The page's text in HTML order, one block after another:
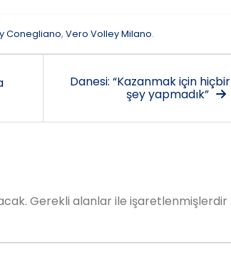
Conegliano, Vero Volley Milano.
Danesi: “Kazanmak için hiçbir
şey yapmadık”
Gerekli alanlar ile işaretlenmişlerdir